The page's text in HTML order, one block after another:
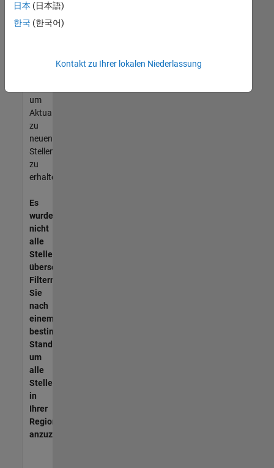
entsprechen,
werden
unseres
um
Aktualisierungen
zu
neuen
Stellenangeboten
zu
erhalten.
Es
wurden
nicht
alle
Stellen
übersetzt.
Filtern
Sie
nach
einem
bestimmten
Standort,
um
alle
Stellenangebote
in
Ihrer
Region
anzuzeigen.
日本 (日本語)
한국 (한국어)
Kontakt zu Ihrer lokalen Niederlassung